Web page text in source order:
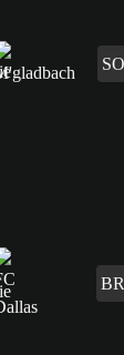
SO
BR